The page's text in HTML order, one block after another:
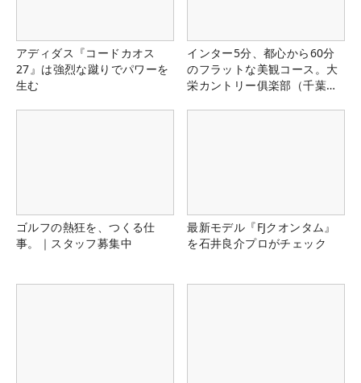
アディダス『コードカオス
27』は強烈な蹴りでパワーを
生む
インター5分、都心から60分
のフラットな美観コース。大
栄カントリー俱楽部（千葉
ゴルフの熱狂を、つくる仕
事。｜スタッフ募集中
最新モデル『FJクオンタム』
を石井良介プロがチェック